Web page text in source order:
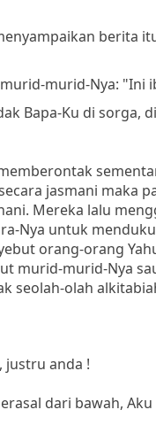
berita
murid-Nya: "Ini
Bapa-Ku di sorga,
jasmani maka
Mereka lalu
Nya untuk
orang-orang
murid-murid-Nya
seolah-olah
justru anda !
dari bawah,